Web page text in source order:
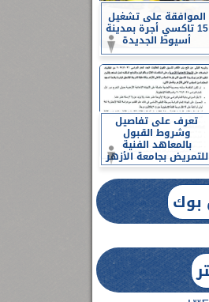
الموافقة على تشغيل
15 تاكسي أجرة بمدينة
أسيوط الجديدة
تعرف على تفاصيل
وشروط القبول
بالمعاهد الفنية
للتمريض بجامعة الأزهر
بوك